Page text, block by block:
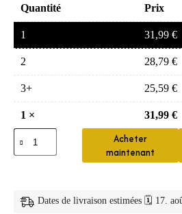
Quantité Prix
1 31,99 €
2 28,79 €
3+ 25,59 €
1 × 31,99 €
quantité
de
Dentifrice
Acheter
maintenant
Dates de livraison estimées 🗓️ 17.